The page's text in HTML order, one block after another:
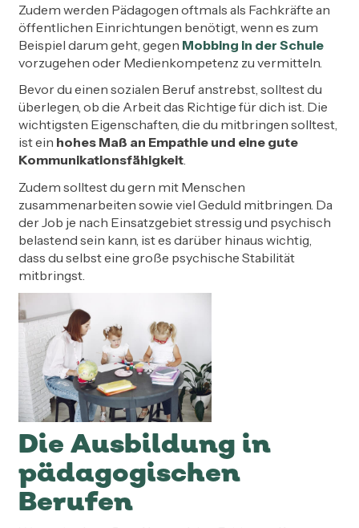
Zudem werden Pädagogen oftmals als Fachkräfte an
öffentlichen Einrichtungen benötigt, wenn es zum
Beispiel darum geht, gegen Mobbing in der Schule
vorzugehen oder Medienkompetenz zu vermitteln.
Bevor du einen sozialen Beruf anstrebst, solltest du
überlegen, ob die Arbeit das Richtige für dich ist. Die
wichtigsten Eigenschaften, die du mitbringen solltest,
ist ein hohes Maß an Empathie und eine gute
Kommunikationsfähigkeit.
Zudem solltest du gern mit Menschen
zusammenarbeiten sowie viel Geduld mitbringen. Da
der Job je nach Einsatzgebiet stressig und psychisch
belastend sein kann, ist es darüber hinaus wichtig,
dass du selbst eine große psychische Stabilität
mitbringst.
Die Ausbildung in
pädagogischen
Berufen